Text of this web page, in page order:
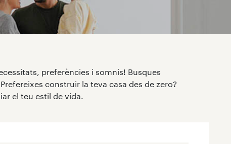
preferències i somnis! Busques
construir la teva casa des de zero?
el teu estil de vida.